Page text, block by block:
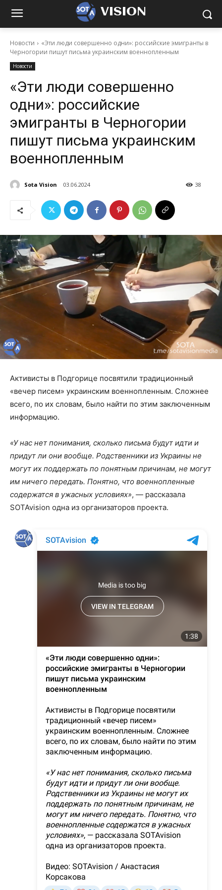
VISION
Новости
«Эти люди совершенно одни»: российские эмигранты в
Черногории пишут письма украинским военнопленным
Новости
«Эти люди совершенно
одни»: российские
эмигранты в Черногории
пишут письма украинским
военнопленным
Sota Vision 03.06.2024 38
Активисты в Подгорице посвятили традиционный
«вечер писем» украинским военнопленным. Сложнее
всего, по их словам, было найти по этим заключенным
информацию.
«У нас нет понимания, сколько письма будут идти и
придут ли они вообще. Родственники из Украины не
могут их поддержать по понятным причинам, не могут
им ничего передать. Понятно, что военнопленные
содержатся в ужасных условиях», — рассказала
SOTAvision одна из организаторов проекта.